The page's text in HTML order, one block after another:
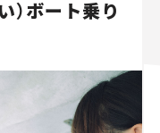
）ボート乗り